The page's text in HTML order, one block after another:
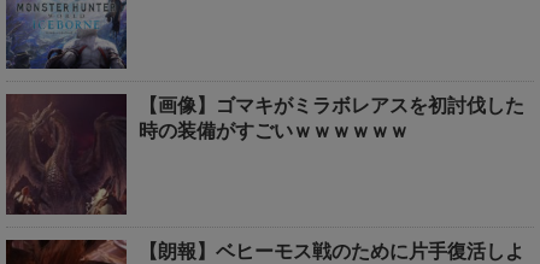
【画像】ゴマキがミラボレアスを初討伐した
時の装備がすごいｗｗｗｗｗｗ
【朗報】ベヒーモス戦のために片手復活しよ